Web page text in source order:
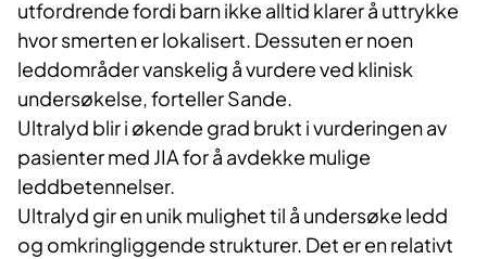
utfordrende fordi barn ikke alltid klarer å uttrykke
hvor smerten er lokalisert. Dessuten er noen
leddområder vanskelig å vurdere ved klinisk
undersøkelse, forteller Sande.
Ultralyd blir i økende grad brukt i vurderingen av
pasienter med JIA for å avdekke mulige
leddbetennelser.
Ultralyd gir en unik mulighet til å undersøke ledd
og omkringliggende strukturer. Det er en relativt